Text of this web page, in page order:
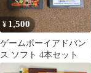
¥ 1,500
ゲームボーイアドバン
ス ソフト 4本セット